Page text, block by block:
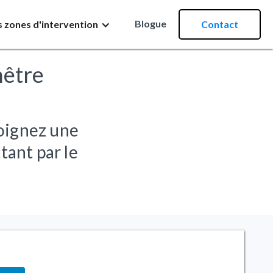
zones d'intervention Blogue Contact
une
par le